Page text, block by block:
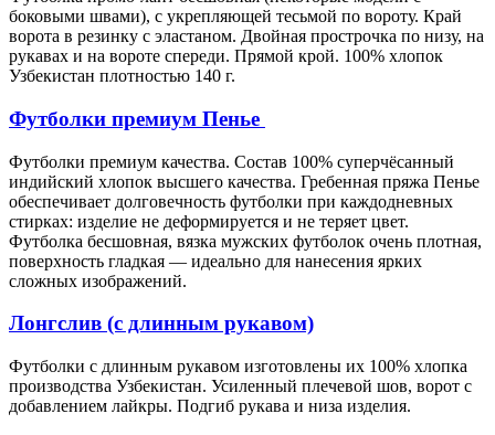
боковыми швами), с укрепляющей тесьмой по вороту. Край
ворота в резинку с эластаном. Двойная прострочка по низу, на
рукавах и на вороте спереди. Прямой крой. 100% хлопок
Узбекистан плотностью 140 г.
Футболки премиум Пенье
Футболки премиум качества. Состав 100% суперчёсанный
индийский хлопок высшего качества. Гребенная пряжа Пенье
обеспечивает долговечность футболки при каждодневных
стирках: изделие не деформируется и не теряет цвет.
Футболка бесшовная, вязка мужских футболок очень плотная,
поверхность гладкая — идеально для нанесения ярких
сложных изображений.
Лонгслив (с длинным рукавом)
Футболки с длинным рукавом изготовлены их 100% хлопка
производства Узбекистан. Усиленный плечевой шов, ворот с
добавлением лайкры. Подгиб рукава и низа изделия.